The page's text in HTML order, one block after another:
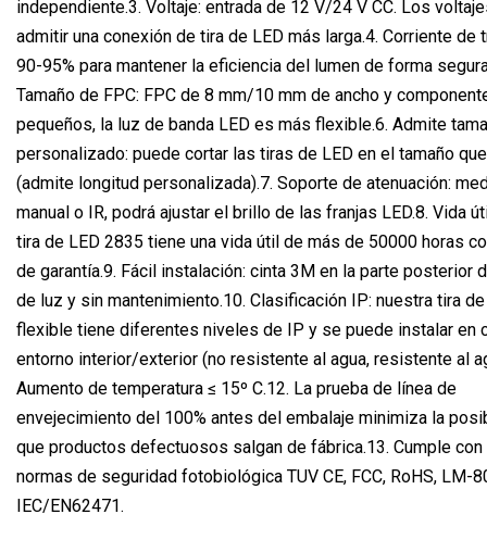
independiente.3. Voltaje: entrada de 12 V/24 V CC. Los
admitir una conexión de tira de LED más larga.4. Corriente de
90-95% para mantener la eficiencia del lumen de forma
Tamaño de FPC: FPC de 8 mm/10 mm de ancho y
pequeños, la luz de banda LED es más flexible.6. Admite
personalizado: puede cortar las tiras de LED en el tamaño
(admite longitud personalizada).7. Soporte de atenuación:
manual o IR, podrá ajustar el brillo de las franjas LED.8. Vida
tira de LED 2835 tiene una vida útil de más de 50000 horas
de garantía.9. Fácil instalación: cinta 3M en la parte posterior
de luz y sin mantenimiento.10. Clasificación IP: nuestra tira
flexible tiene diferentes niveles de IP y se puede instalar en
entorno interior/exterior (no resistente al agua, resistente al
Aumento de temperatura ≤ 15º C.12. La prueba de línea de
envejecimiento del 100% antes del embalaje minimiza la
que productos defectuosos salgan de fábrica.13. Cumple con
normas de seguridad fotobiológica TUV CE, FCC, RoHS, LM-
IEC/EN62471.